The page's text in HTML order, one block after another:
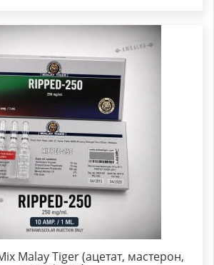
Malay Tiger (ацетат, мастерон,